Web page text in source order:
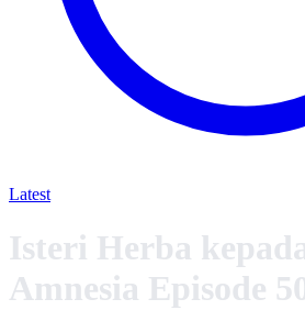
Latest
Isteri Herba
Amnesia Episode